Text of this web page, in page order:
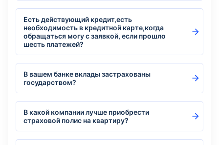
Есть действующий кредит,есть
необходимость в кредитной карте,когда
обращаться могу с заявкой, если прошло
шесть платежей?
В вашем банке вклады застрахованы
государством?
В какой компании лучше приобрести
страховой полис на квартиру?